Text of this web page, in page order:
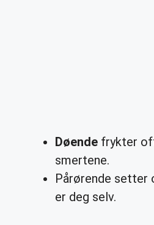
Døende frykter
smertene.
Pårørende setter
er deg selv.